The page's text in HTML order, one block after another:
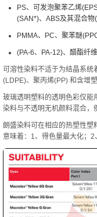
PS、可发泡聚苯乙烯
(SAN*)、ABS及其混合物
PMMA、PC、聚苯醚
(PA-6、PA-12)、醋酯纤
可溶性染料不适于为结晶系
(LDPE)、聚丙烯(PP) 和含增
玻璃透明塑料的透明色彩仅
染料与不透明无机颜料混合，
朗盛染料可在相应的热塑性
意味着：1、得色量最大化；2